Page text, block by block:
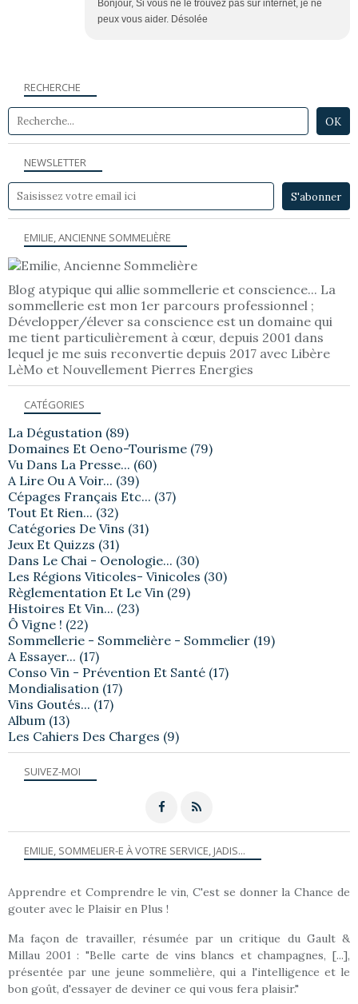
Bonjour, Si vous ne le trouvez pas sur internet, je ne
peux vous aider. Désolée
NEWSLETTER
SUIVEZ-MOI
RECHERCHE
EMILIE, ANCIENNE SOMMELIÈRE
Blog atypique qui allie sommellerie et conscience... La
sommellerie est mon 1er parcours professionnel ;
Développer/élever sa conscience est un domaine qui
me tient particulièrement à cœur, depuis 2001 dans
lequel je me suis reconvertie depuis 2017 avec Libère
LèMo et Nouvellement Pierres Energies
CATÉGORIES
La Dégustation (89)
Domaines Et Oeno-Tourisme (79)
Vu Dans La Presse... (60)
A Lire Ou A Voir... (39)
Cépages Français Etc... (37)
Tout Et Rien... (32)
Catégories De Vins (31)
Jeux Et Quizzs (31)
Dans Le Chai - Oenologie... (30)
Les Régions Viticoles- Vinicoles (30)
Règlementation Et Le Vin (29)
Histoires Et Vin... (23)
Ô Vigne ! (22)
Sommellerie - Sommelière - Sommelier (19)
A Essayer... (17)
Conso Vin - Prévention Et Santé (17)
Mondialisation (17)
Vins Goutés... (17)
Album (13)
Les Cahiers Des Charges (9)
EMILIE, SOMMELIER-E À VOTRE SERVICE, JADIS...
Apprendre et Comprendre le vin, C'est se donner la Chance de
gouter avec le Plaisir en Plus !
Ma façon de travailler, résumée par un critique du Gault &
Millau 2001 : "Belle carte de vins blancs et champagnes, [...],
présentée par une jeune sommelière, qui a l'intelligence et le
bon goût, d'essayer de deviner ce qui vous fera plaisir."